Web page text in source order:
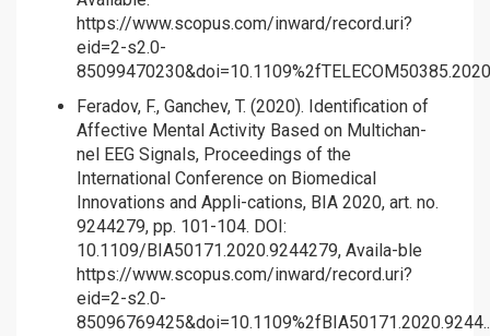
https://www.scopus.com/inward/record.uri?
eid=2-s2.0-
Feradov, F., Ganchev, T. (2020). Identification of
Affective Mental Activity Based on Multichan-
nel EEG Signals, Proceedings of the
International Conference on Biomedical
Innovations and Appli-cations, BIA 2020, art. no.
9244279, pp. 101-104. DOI:
10.1109/BIA50171.2020.9244279, Availa-ble
https://www.scopus.com/inward/record.uri?
eid=2-s2.0-